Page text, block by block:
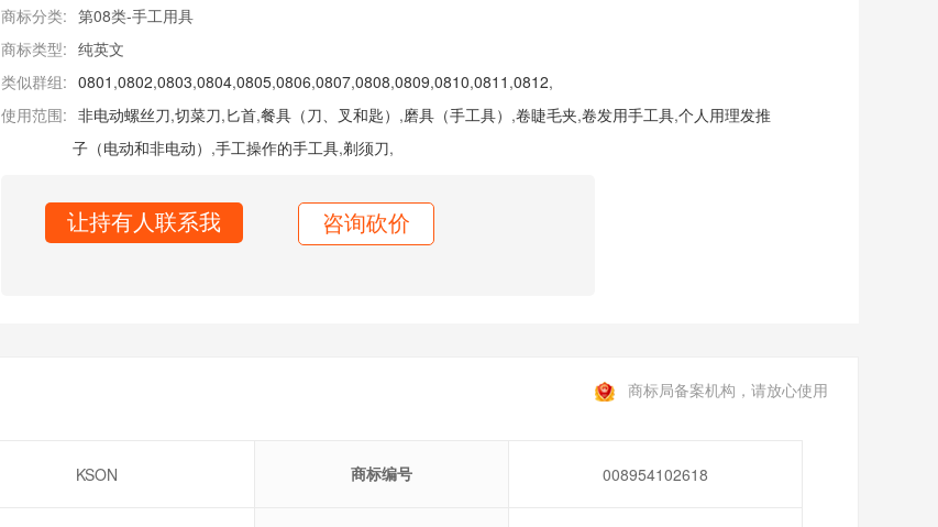
商标分类: 第08类-手工用具
商标类型: 纯英文
类似群组: 0801 ,0802,0803,0804,0805,0806,0807,0808,0809,0810,0811 ,0812,
使用范围: 非电动螺丝刀,切菜刀,匕首,餐具（刀、叉和匙） ,磨具（手工具） ,卷睫毛夹,卷发用手工具,个人用理发推
子（电动和非电动） ,手工操作的手工具,剃须刀,
让持有人联系我 咨询砍价
商标局备案机构，请放心使用
KSON 商标编号 008954102618